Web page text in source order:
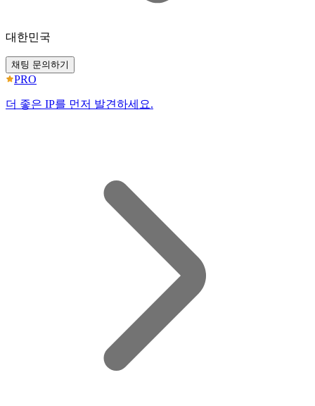
대한민국
채팅 문의하기
PRO
더 좋은 IP를 먼저 발견하세요.